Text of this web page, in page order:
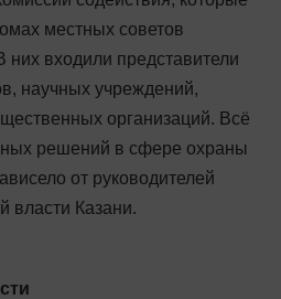
местных советов
них входили представители
научных учреждений,
организаций. Всё
решений в сфере охраны
от руководителей
власти Казани.